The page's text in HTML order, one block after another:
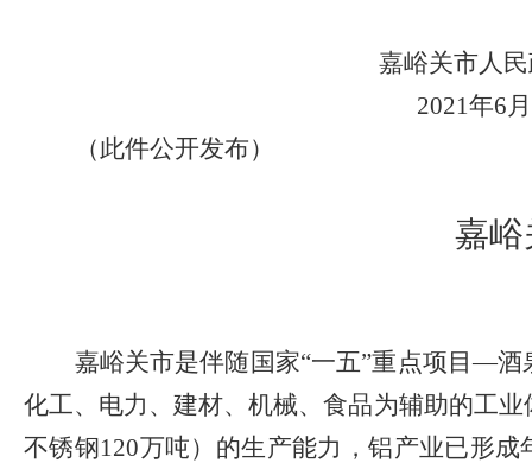
嘉峪关市人
2021年6月
（此件公开发布）
嘉峪
嘉峪关市是伴随国家“一五”重点项目—酒
化工、电力、建材、机械、食品为辅助的工业
不锈钢120万吨）的生产能力，铝产业已形成